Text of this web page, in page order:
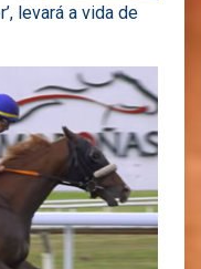
levará a vida de